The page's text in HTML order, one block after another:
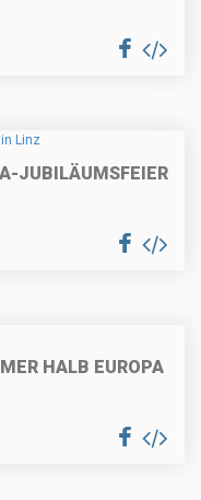
JUBILÄUMSFEIER
HALB EUROPA